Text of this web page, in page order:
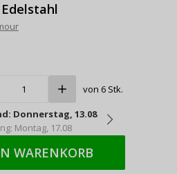
von 6 Stk.
Donnerstag, 13.08
Montag, 17.08
WARENKORB